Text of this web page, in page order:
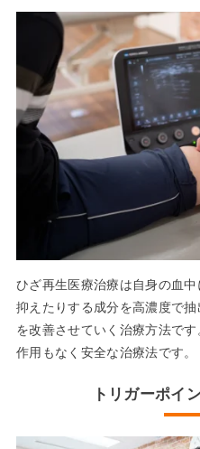
ひざ再生医療治療は自身の血
抑えたりする成分を高濃度で
を改善させていく治療方法で
作用もなく安全な治療法です。
トリガーポイ